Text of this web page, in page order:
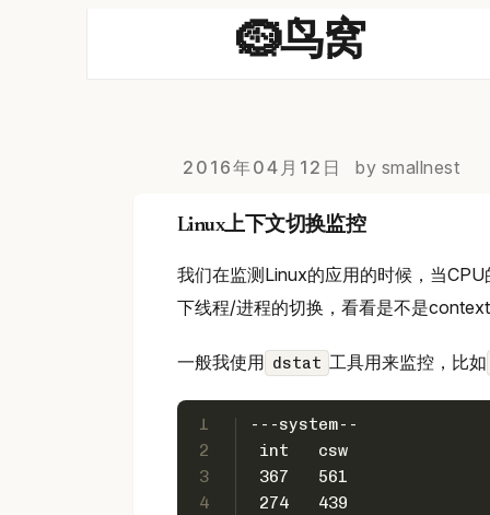
🪹鸟窝
2016年04月12日 by smallnest
Linux上下文切换监控
我们在监测Linux的应用的时候，当
下线程/进程的切换，看看是不是
一般我使用 dstat 工具用来监控，比如
1
2
3
4
---system--
int   csw
367   561
274   439